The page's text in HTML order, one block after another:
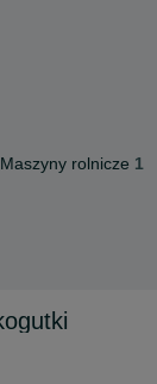
Maszyny rolnicze 1